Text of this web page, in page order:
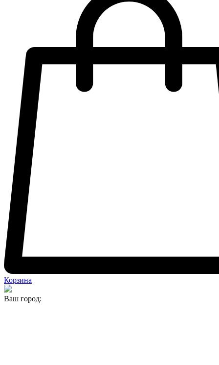
Корзина
Ваш город: